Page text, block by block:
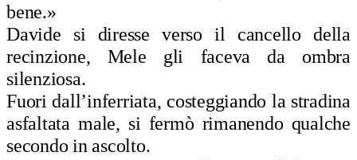
bene.»
Davide si diresse verso il cancello della
recinzione, Mele gli faceva da ombra
silenziosa.
Fuori dall’inferriata, costeggiando la stradina
asfaltata male, si fermò rimanendo qualche
secondo inascolto.